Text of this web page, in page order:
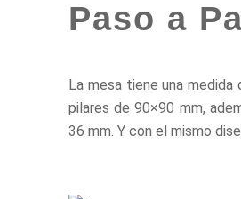
Paso a
La mesa tiene una
pilares de 90×90 mm,
36 mm. Y con el mismo